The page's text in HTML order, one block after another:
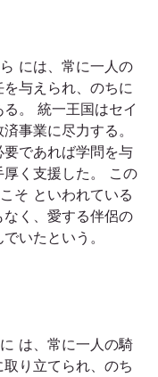
には、常に一人の
与えられ、のちに
。 統一王国はセイ
事業に尽力する。
であれば学問を与
く支援した。 この
そ といわれている
く、愛する伴侶の
いたという。
は、常に一人の騎
り立てられ、のち